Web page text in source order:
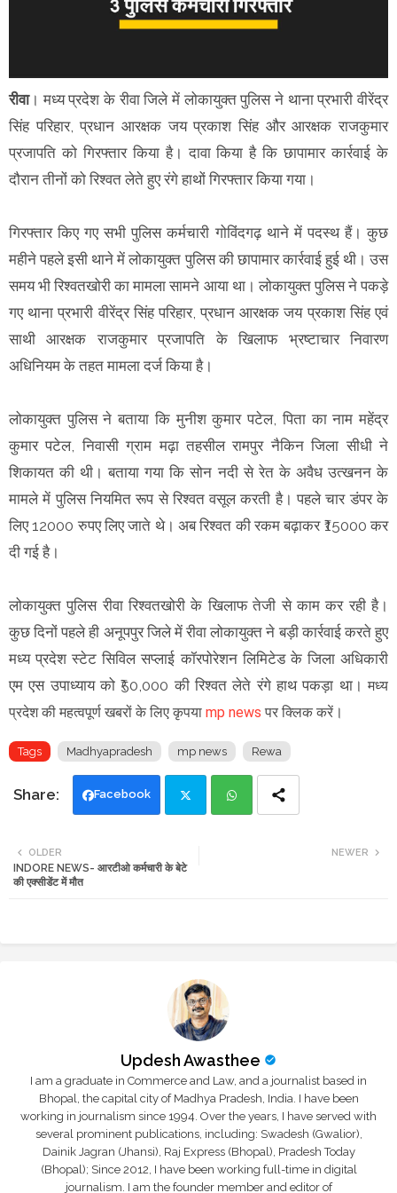
रीवा। मध्य प्रदेश के रीवा जिले में लोकायुक्त पुलिस ने थाना प्रभारी वीरेंद्र
सिंह परिहार, प्रधान आरक्षक जय प्रकाश सिंह और आरक्षक राजकुमार
प्रजापति को गिरफ्तार किया है। दावा किया है कि छापामार कार्रवाई के
दौरान तीनों को रिश्वत लेते हुए रंगे हाथों गिरफ्तार किया गया।
गिरफ्तार किए गए सभी पुलिस कर्मचारी गोविंदगढ़ थाने में पदस्थ हैं। कुछ
महीने पहले इसी थाने में लोकायुक्त पुलिस की छापामार कार्रवाई हुई थी। उस
समय भी रिश्वतखोरी का मामला सामने आया था। लोकायुक्त पुलिस ने पकड़े
गए थाना प्रभारी वीरेंद्र सिंह परिहार, प्रधान आरक्षक जय प्रकाश सिंह एवं
साथी आरक्षक राजकुमार प्रजापति के खिलाफ भ्रष्टाचार निवारण
अधिनियम के तहत मामला दर्ज किया है।
लोकायुक्त पुलिस ने बताया कि मुनीश कुमार पटेल, पिता का नाम महेंद्र
कुमार पटेल, निवासी ग्राम मढ़ा तहसील रामपुर नैकिन जिला सीधी ने
शिकायत की थी। बताया गया कि सोन नदी से रेत के अवैध उत्खनन के
मामले में पुलिस नियमित रूप से रिश्वत वसूल करती है। पहले चार डंपर के
लिए 12000 रुपए लिए जाते थे। अब रिश्वत की रकम बढ़ाकर ₹15000 कर
दी गई है।
लोकायुक्त पुलिस रीवा रिश्वतखोरी के खिलाफ तेजी से काम कर रही है।
कुछ दिनों पहले ही अनूपपुर जिले में रीवा लोकायुक्त ने बड़ी कार्रवाई करते हुए
मध्य प्रदेश स्टेट सिविल सप्लाई कॉरपोरेशन लिमिटेड के जिला अधिकारी
एम एस उपाध्याय को ₹50,000 की रिश्वत लेते रंगे हाथ पकड़ा था। मध्य
प्रदेश की महत्वपूर्ण खबरों के लिए कृपया mp news पर क्लिक करें ।
Tags Madhyapradesh mp news Rewa
Facebook
tte
NEWER
OLDER
INDORE NEWS- आरटीओ कर्मचारी के बेटे
की एक्सीडेंट में मौत
Updesh Awasthee
I am a graduate in Commerce and Law, and a journalist based in
Bhopal, the capital city of Madhya Pradesh, India. I have been
working in journalism since 1994. Over the years, I have served with
several prominent publications, including: Swadesh (Gwalior),
Dainik Jagran (Jhansi), Raj Express (Bhopal), Pradesh Today
(Bhopal); Since 2012, I have been working full-time in digital
journalism. I am the founder member and editor of